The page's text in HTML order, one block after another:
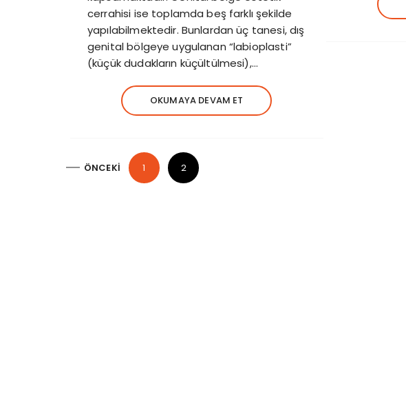
cerrahisi ise toplamda beş farklı şekilde
yapılabilmektedir. Bunlardan üç tanesi, dış
genital bölgeye uygulanan “labioplasti”
(küçük dudakların küçültülmesi),…
OKUMAYA DEVAM ET
YÖNCEKI 1 2